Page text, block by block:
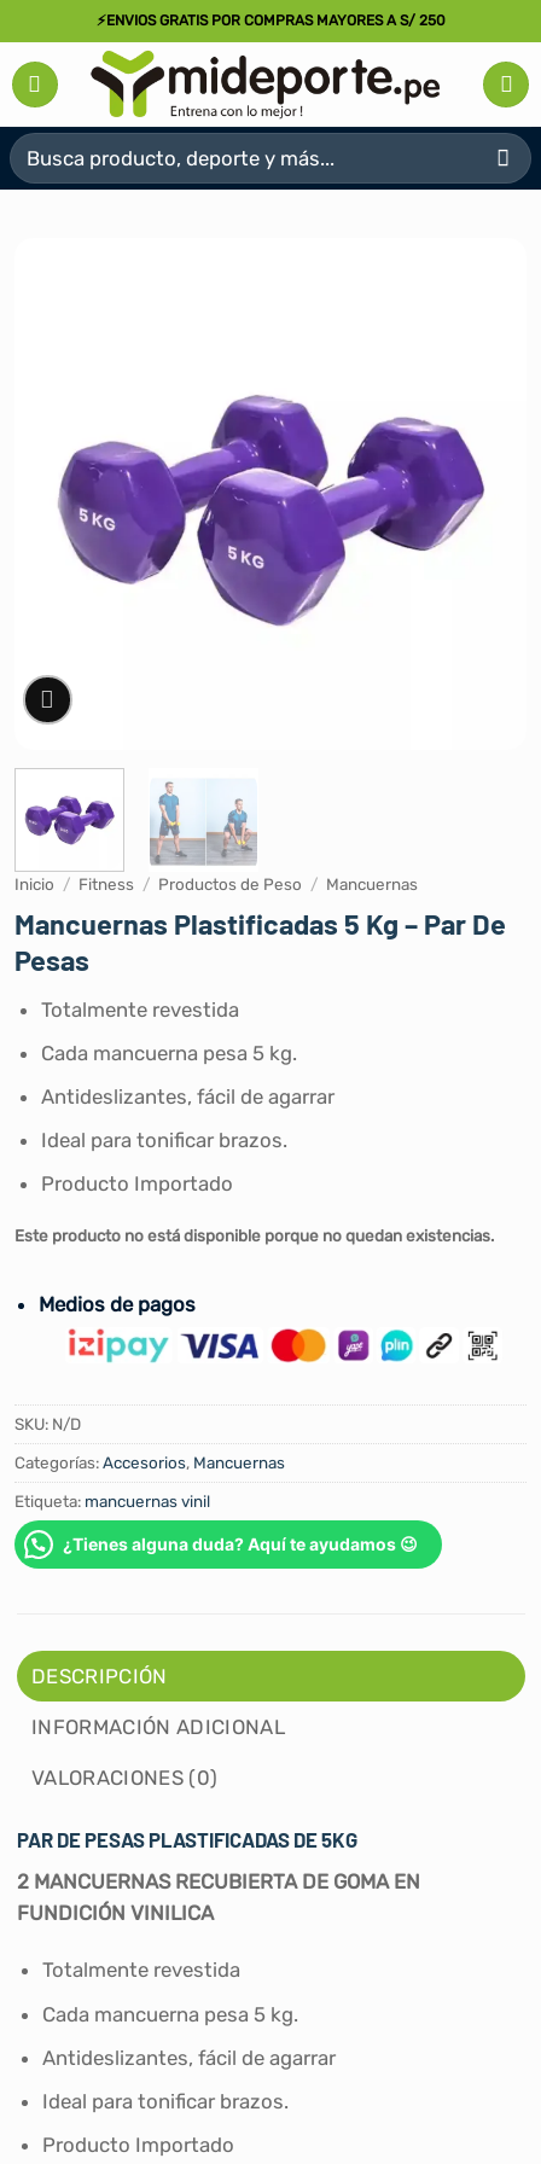
al
contenido
⚡ENVIOS GRATIS POR COMPRAS MAYORES A S/ 250
Buscar
por:
Inicio / Fitness / Productos de Peso / Mancuernas
Mancuernas Plastificadas 5 Kg – Par De
Pesas
Totalmente revestida
Cada mancuerna pesa 5 kg.
Antideslizantes, fácil de agarrar
Ideal para tonificar brazos.
Producto Importado
Este producto no está disponible porque no quedan existencias.
Medios de pagos
SKU: N/D
Categorías:Accesorios, Mancuernas
Etiqueta: mancuernas vinil
¿Tienes alguna duda? Aquí te ayudamos 😉
DESCRIPCIÓN
INFORMACIÓN ADICIONAL
VALORACIONES (0)
PAR DE PESAS PLASTIFICADAS DE 5KG
2 MANCUERNAS RECUBIERTA DE GOMA EN
FUNDICIÓN VINILICA
Totalmente revestida
Cada mancuerna pesa 5 kg.
Antideslizantes, fácil de agarrar
Ideal para tonificar brazos.
Producto Importado